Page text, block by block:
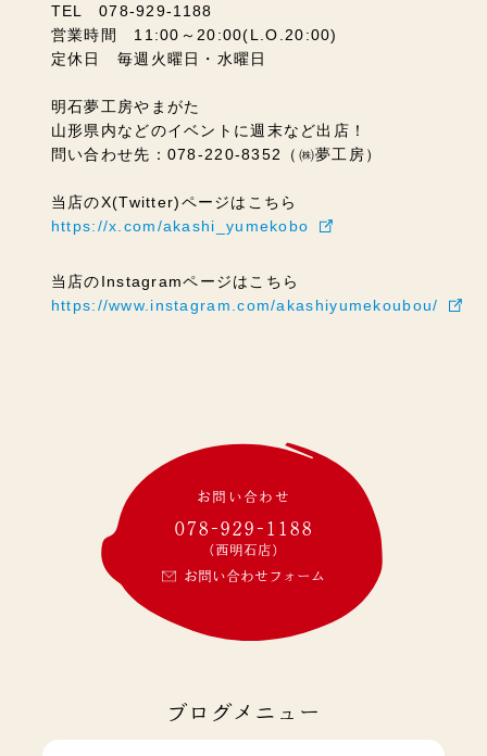
TEL 078-929-1188
営業時間 11:00～20:00(L.O.20:00)
定休日 毎週火曜日・水曜日
明石夢工房やまがた
山形県内などのイベントに週末など出店！
問い合わせ先：078-220-8352（㈱夢工房）
当店のX(Twitter)ページはこちら
https://x.com/akashi_yumekobo
当店のInstagramページはこちら
https://www.instagram.com/akashiyumekoubou/
お問い合わせ
078-929-1188
(西明石店)
お問い合わせフォーム
ブログメニュー